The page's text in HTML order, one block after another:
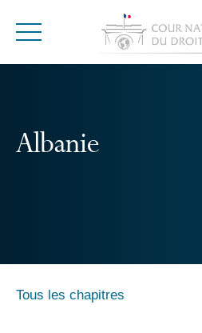
Menu
Albanie
Tous les chapitres